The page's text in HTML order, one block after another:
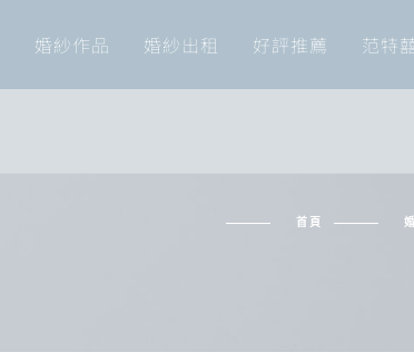
婚紗作品 婚紗出租 好評推薦 范特
首頁